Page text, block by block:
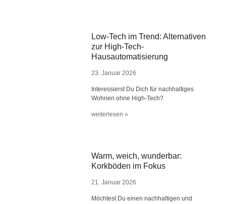
Low-Tech im Trend: Alternativen
zur High-Tech-
Hausautomatisierung
23. Januar 2026
Interessierst Du Dich für nachhaltiges
Wohnen ohne High-Tech?
weiterlesen »
Warm, weich, wunderbar:
Korkböden im Fokus
21. Januar 2026
Möchtest Du einen nachhaltigen und